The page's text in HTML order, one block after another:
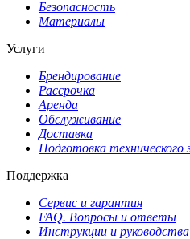
Безопасность
Материалы
Услуги
Брендирование
Рассрочка
Аренда
Обслуживание
Доставка
Подготовка технического
Поддержка
Сервис и гарантия
FAQ. Вопросы и ответы
Инструкции и